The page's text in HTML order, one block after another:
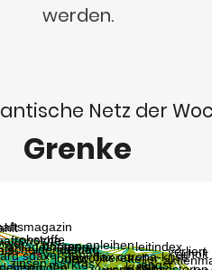
werden.
Netz der
Grenke